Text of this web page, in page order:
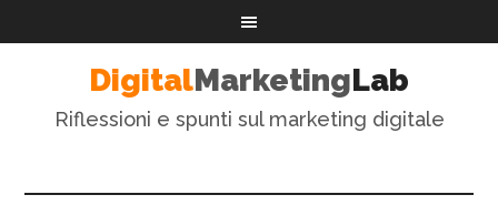
DigitalMarketingLab
Riflessioni e spunti sul marketing digitale